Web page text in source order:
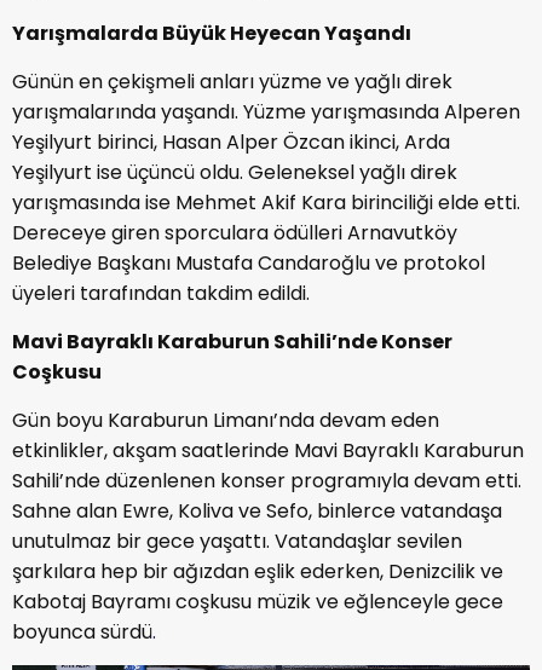
Yarışmalarda Büyük Heyecan Yaşandı
Günün en çekişmeli anları yüzme ve yağlı direk
yarışmalarında yaşandı. Yüzme yarışmasında Alperen
Yeşilyurt birinci, Hasan Alper Özcan ikinci, Arda
Yeşilyurt ise üçüncü oldu. Geleneksel yağlı direk
yarışmasında ise Mehmet Akif Kara birinciliği elde etti.
Dereceye giren sporculara ödülleri Arnavutköy
Belediye Başkanı Mustafa Candaroğlu ve protokol
üyeleri tarafından takdim edildi.
Mavi Bayraklı Karaburun Sahili’nde Konser
Coşkusu
Gün boyu Karaburun Limanı’nda devam eden
etkinlikler, akşam saatlerinde Mavi Bayraklı Karaburun
Sahili’nde düzenlenen konser programıyla devam etti.
Sahne alan Ewre, Koliva ve Sefo, binlerce vatandaşa
unutulmaz bir gece yaşattı. Vatandaşlar sevilen
şarkılara hep bir ağızdan eşlik ederken, Denizcilik ve
Kabotaj Bayramı coşkusu müzik ve eğlenceyle gece
boyunca sürdü.